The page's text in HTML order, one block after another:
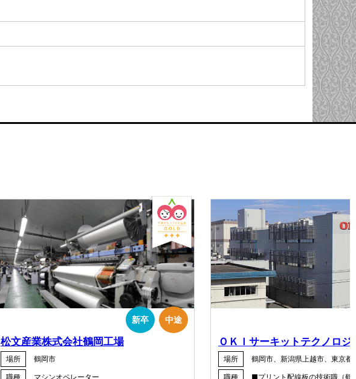
新卒 中途
松文産業株式会社鶴岡工場
場所
鶴岡市
職種
マシンオペレーター
ＯＫＩサーキットテクノロジ
場所
鶴岡市、新潟県上越市、東京
職種
■プリント配線板の技術職（鶴